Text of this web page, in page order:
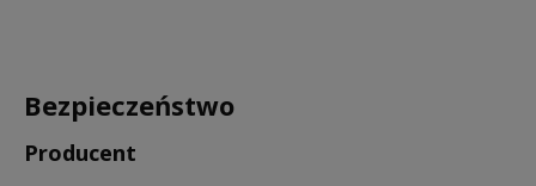
Bezpieczeństwo
Producent